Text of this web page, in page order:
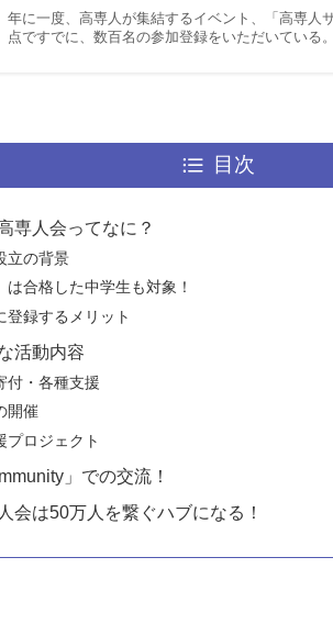
年に一度、高専人が集結するイベント、「高専人
点ですでに、数百名の参加登録をいただいている
目次
専人会ってなに？
立の背景
は合格した中学生も対象！
登録するメリット
活動内容
付・各種支援
開催
プロジェクト
」での交流！
会は50万人を繋ぐハブになる！